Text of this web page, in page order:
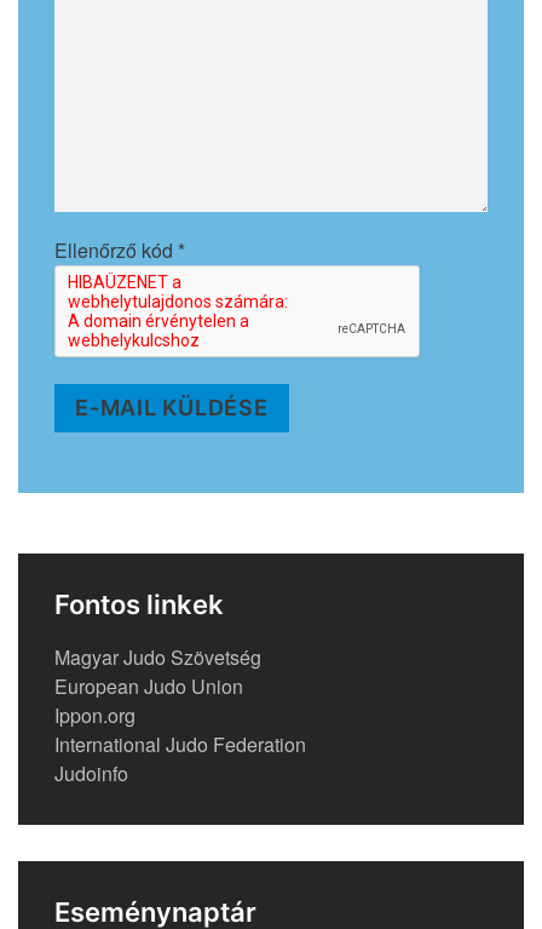
Ellenőrző kód *
E-MAIL KÜLDÉSE
Fontos linkek
Magyar Judo Szövetség
European Judo Union
Ippon.org
International Judo Federation
Judoinfo
Eseménynaptár